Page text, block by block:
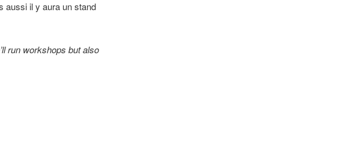
aussi il y aura un stand
run workshops but also